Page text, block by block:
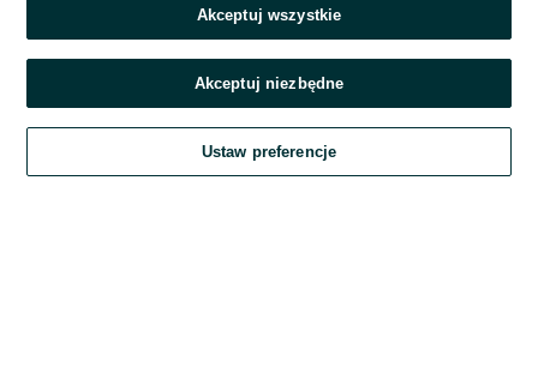
Zaloguj się
Kontynuując za pośrednictwem jednego z dostawców wskazanych powyżej,
OLX.pl w jego aktualnym brzmieniu.
Akceptuj wszystkie
Akceptuj niezbędne
Ustaw preferencje